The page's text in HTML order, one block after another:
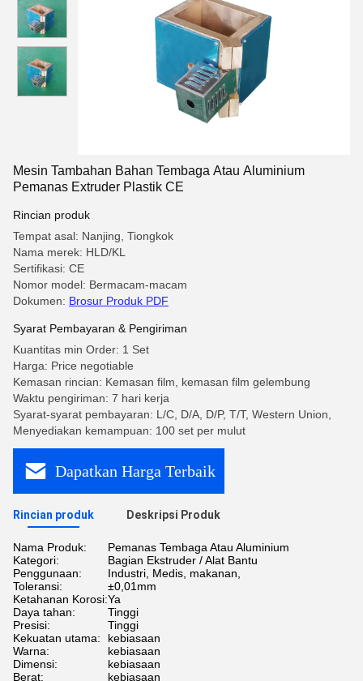
Mesin Tambahan Bahan Tembaga Atau Aluminium
Pemanas Extruder Plastik CE
Rincian produk
Tempat asal: Nanjing, Tiongkok
Nama merek: HLD/KL
Sertifikasi: CE
Nomor model: Bermacam-macam
Dokumen: Brosur Produk PDF
Syarat Pembayaran & Pengiriman
Kuantitas min Order: 1 Set
Harga: Price negotiable
Kemasan rincian: Kemasan film, kemasan film gelembung
Waktu pengiriman: 7 hari kerja
Syarat-syarat pembayaran: L/C, D/A, D/P, T/T, Western Union,
Menyediakan kemampuan: 100 set per mulut
Dapatkan Harga Terbaik
Rincian produk Deskripsi Produk
Nama Produk:
Pemanas Tembaga Atau Aluminium
Kategori:
Bagian Ekstruder / Alat Bantu
Penggunaan:
Industri, Medis, makanan,
Toleransi:
±0,01mm
Ketahanan Korosi:Ya
Daya tahan:
Tinggi
Presisi:
Tinggi
Kekuatan utama:
kebiasaan
Warna:
kebiasaan
Dimensi:
kebiasaan
Berat:
kebiasaan